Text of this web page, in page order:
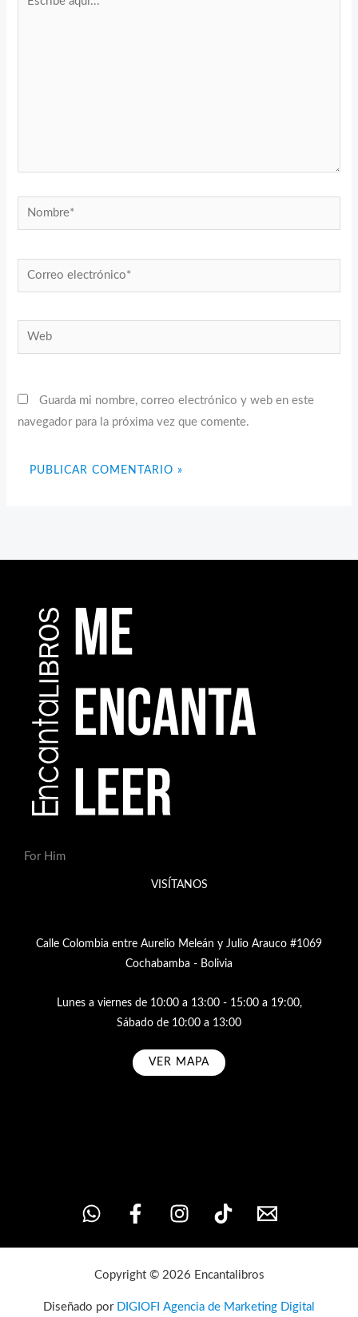
Nombre*
Correo
electrónico*
Web
Guarda mi nombre, correo electrónico y web en este
navegador para la próxima vez que comente.
For Him
VISÍTANOS
Calle Colombia entre Aurelio Meleán y Julio Arauco #1069
Cochabamba - Bolivia
Lunes a viernes de 10:00 a 13:00 - 15:00 a 19:00,
Sábado de 10:00 a 13:00
VER MAPA
Copyright © 2026 Encantalibros
Diseñado por DIGIOFI Agencia de Marketing Digital